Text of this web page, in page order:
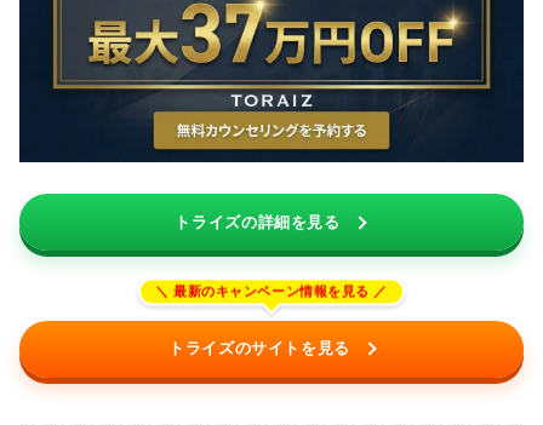
トライズの詳細を見る
トライズのサイトを見る